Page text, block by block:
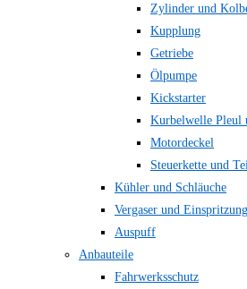
Zylinder und
Kupplung
Getriebe
Ölpumpe
Kickstarter
Kurbelwelle Pleul
Motordeckel
Steuerkette und
Kühler und Schläuche
Vergaser und Einspritzung
Auspuff
Anbauteile
Fahrwerksschutz